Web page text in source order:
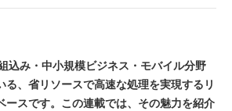
込み・中小規模ビジネス・モバイル分野
る、省リソースで高速な処理を実現するリ
ースです。この連載では、その魅力を紹介